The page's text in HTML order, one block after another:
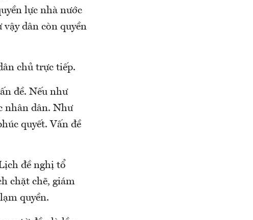
lực nhà nước
dân còn quyền
chủ trực tiếp.
đề. Nếu như
nhân dân. Như
quyết. Vấn đề
đề nghị tổ
chặt chẽ, giám
quyền.